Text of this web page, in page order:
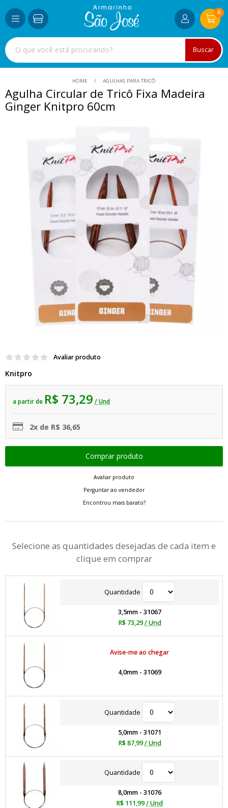
Buscar
0
HOME AGULHAS PARA TRICÔ
Agulha Circular de Tricô Fixa Madeira
Ginger Knitpro 60cm
Avaliar produto
Knitpro
a partir de R$ 73,29 / Und
2x de R$ 36,65
Avaliar produto
Perguntar ao vendedor
Encontrou mais barato?
Selecione as quantidades desejadas de cada item e
clique em comprar
Quantidade
3,5mm - 31067
R$ 73,29 / Und
Avise-me ao chegar
4,0mm - 31069
Quantidade
5,0mm - 31071
R$ 87,99 / Und
Quantidade
8,0mm - 31076
R$ 111,99/ Und